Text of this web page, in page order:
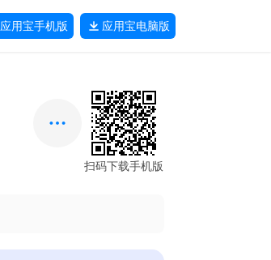
应用宝手机版 应用宝电脑版
扫码下载手机版